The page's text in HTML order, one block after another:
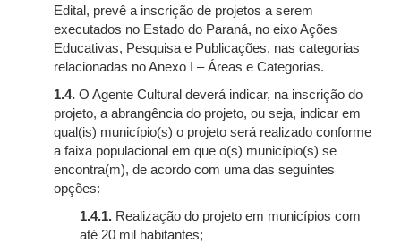
Edital, prevê a inscrição de projetos a serem
executados no Estado do Paraná, no eixo Ações
Educativas, Pesquisa e Publicações, nas categorias
relacionadas no Anexo I – Áreas e Categorias.
1.4. O Agente Cultural deverá indicar, na inscrição do
projeto, a abrangência do projeto, ou seja, indicar em
qual(is) município(s) o projeto será realizado conforme
a faixa populacional em que o(s) município(s) se
encontra(m), de acordo com uma das seguintes
opções:
1.4.1. Realização do projeto em municípios com
até 20 mil habitantes;